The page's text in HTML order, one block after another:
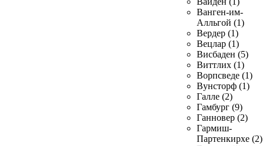
Ванген-им-
Алльгой (1)
Вердер (1)
Вецлар (1)
Висбаден (5)
Виттлих (1)
Ворпсведе (1)
Вунсторф (1)
Галле (2)
Гамбург (9)
Ганновер (2)
Гармиш-
Партенкирхе (2)